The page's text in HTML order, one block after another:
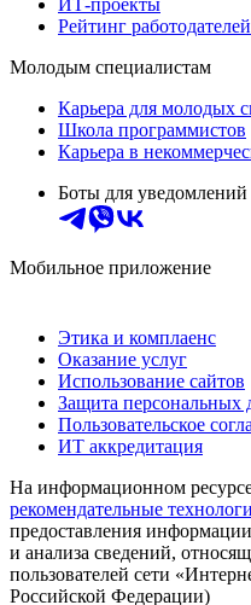
ИТ-проекты
Рейтинг
Молодым специалистам
Карьера для молодых
Школа программистов
Карьера в
Боты для уведомлений
Мобильное приложение
Этика и комплаенс
Оказание услуг
Использование сайтов
Защита персональных
Пользовательское
ИТ аккредитация
На информационном
рекомендательные
предоставления
и анализа сведений,
пользователей сети
Российской Федерации)